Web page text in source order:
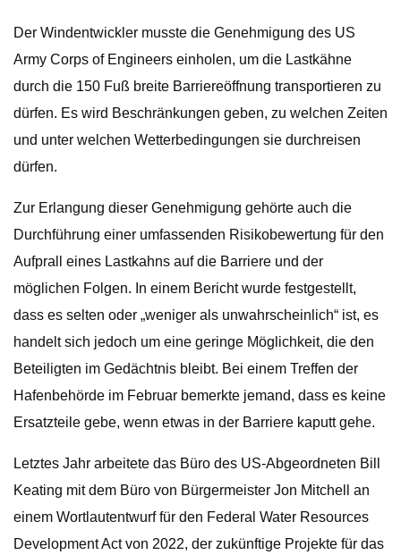
Der Windentwickler musste die Genehmigung des US
Army Corps of Engineers einholen, um die Lastkähne
durch die 150 Fuß breite Barriereöffnung transportieren zu
dürfen. Es wird Beschränkungen geben, zu welchen Zeiten
und unter welchen Wetterbedingungen sie durchreisen
dürfen.
Zur Erlangung dieser Genehmigung gehörte auch die
Durchführung einer umfassenden Risikobewertung für den
Aufprall eines Lastkahns auf die Barriere und der
möglichen Folgen. In einem Bericht wurde festgestellt,
dass es selten oder „weniger als unwahrscheinlich“ ist, es
handelt sich jedoch um eine geringe Möglichkeit, die den
Beteiligten im Gedächtnis bleibt. Bei einem Treffen der
Hafenbehörde im Februar bemerkte jemand, dass es keine
Ersatzteile gebe, wenn etwas in der Barriere kaputt gehe.
Letztes Jahr arbeitete das Büro des US-Abgeordneten Bill
Keating mit dem Büro von Bürgermeister Jon Mitchell an
einem Wortlautentwurf für den Federal Water Resources
Development Act von 2022, der zukünftige Projekte für das